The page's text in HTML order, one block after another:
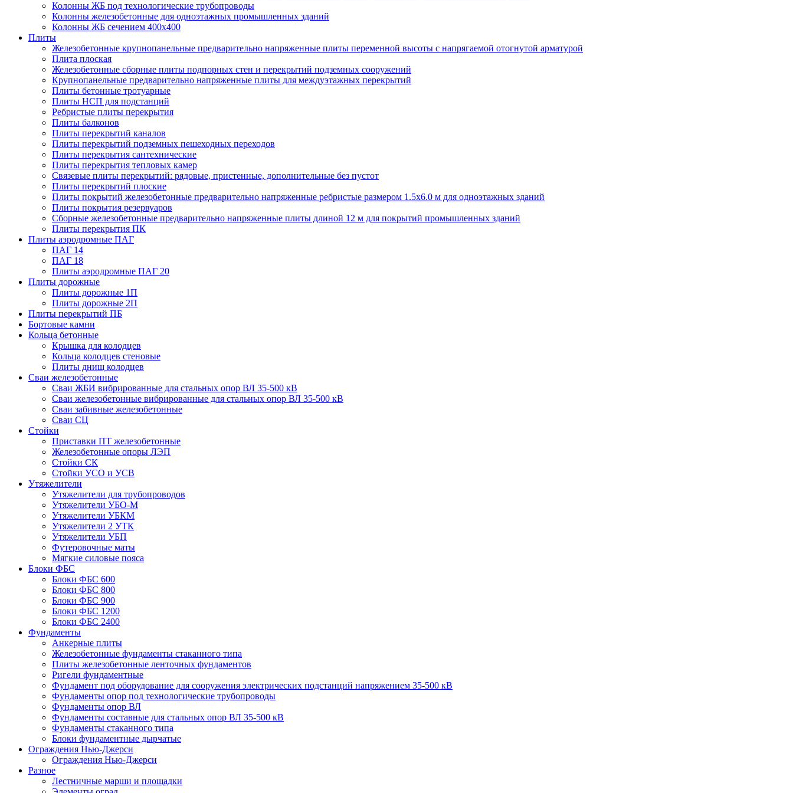
Колонны ЖБ под технологические трубопроводы
Колонны железобетонные для одноэтажных промышленных зданий
Колонны ЖБ сечением 400х400
Плиты
Железобетонные крупнопанельные предварительно напряженные плиты переменной высоты с напрягаемой отогнутой арматурой
Плита плоская
Железобетонные сборные плиты подпорных стен и перекрытий подземных сооружений
Крупнопанельные предварительно напряженные плиты для междуэтажных перекрытий
Плиты бетонные тротуарные
Плиты НСП для подстанций
Ребристые плиты перекрытия
Плиты балконов
Плиты перекрытий каналов
Плиты перекрытий подземных пешеходных переходов
Плиты перекрытия сантехнические
Плиты перекрытия тепловых камер
Связевые плиты перекрытий: рядовые, пристенные, дополнительные без пустот
Плиты перекрытий плоские
Плиты покрытий железобетонные предварительно напряженные ребристые размером 1.5х6.0 м для одноэтажных зданий
Плиты покрытия резервуаров
Сборные железобетонные предварительно напряженные плиты длиной 12 м для покрытий промышленных зданий
Плиты перекрытия ПК
Плиты аэродромные ПАГ
ПАГ 14
ПАГ 18
Плиты аэродромные ПАГ 20
Плиты дорожные
Плиты дорожные 1П
Плиты дорожные 2П
Плиты перекрытий ПБ
Бортовые камни
Кольца бетонные
Крышка для колодцев
Кольца колодцев стеновые
Плиты днищ колодцев
Сваи железобетонные
Сваи ЖБИ вибрированные для стальных опор ВЛ 35-500 кВ
Сваи железобетонные вибрированные для стальных опор ВЛ 35-500 кВ
Сваи забивные железобетонные
Сваи СЦ
Стойки
Приставки ПТ железобетонные
Железобетонные опоры ЛЭП
Стойки СК
Стойки УСО и УСВ
Утяжелители
Утяжелители для трубопроводов
Утяжелители УБО-М
Утяжелители УБКМ
Утяжелители 2 УТК
Утяжелители УБП
Футеровочные маты
Мягкие силовые пояса
Блоки ФБС
Блоки ФБС 600
Блоки ФБС 800
Блоки ФБС 900
Блоки ФБС 1200
Блоки ФБС 2400
Фундаменты
Анкерные плиты
Железобетонные фундаменты стаканного типа
Плиты железобетонные ленточных фундаментов
Ригели фундаментные
Фундамент под оборудование для сооружения электрических подстанций напряжением 35-500 кВ
Фундаменты опор под технологические трубопроводы
Фундаменты опор ВЛ
Фундаменты составные для стальных опор ВЛ 35-500 кВ
Фундаменты стаканного типа
Блоки фундаментные дырчатые
Ограждения Нью-Джерси
Ограждения Нью-Джерси
Разное
Лестничные марши и площадки